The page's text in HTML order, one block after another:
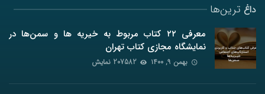
داغ ترین‌ها
معرفی ۲۲ کتاب مربوط به خیریه ها و سمن‌ها در
نمایشگاه مجازی کتاب تهران
بهمن ۹, ۱۴۰۰ 207582 نمایش